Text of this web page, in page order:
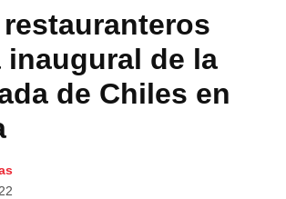
inaugural de la
de Chiles en